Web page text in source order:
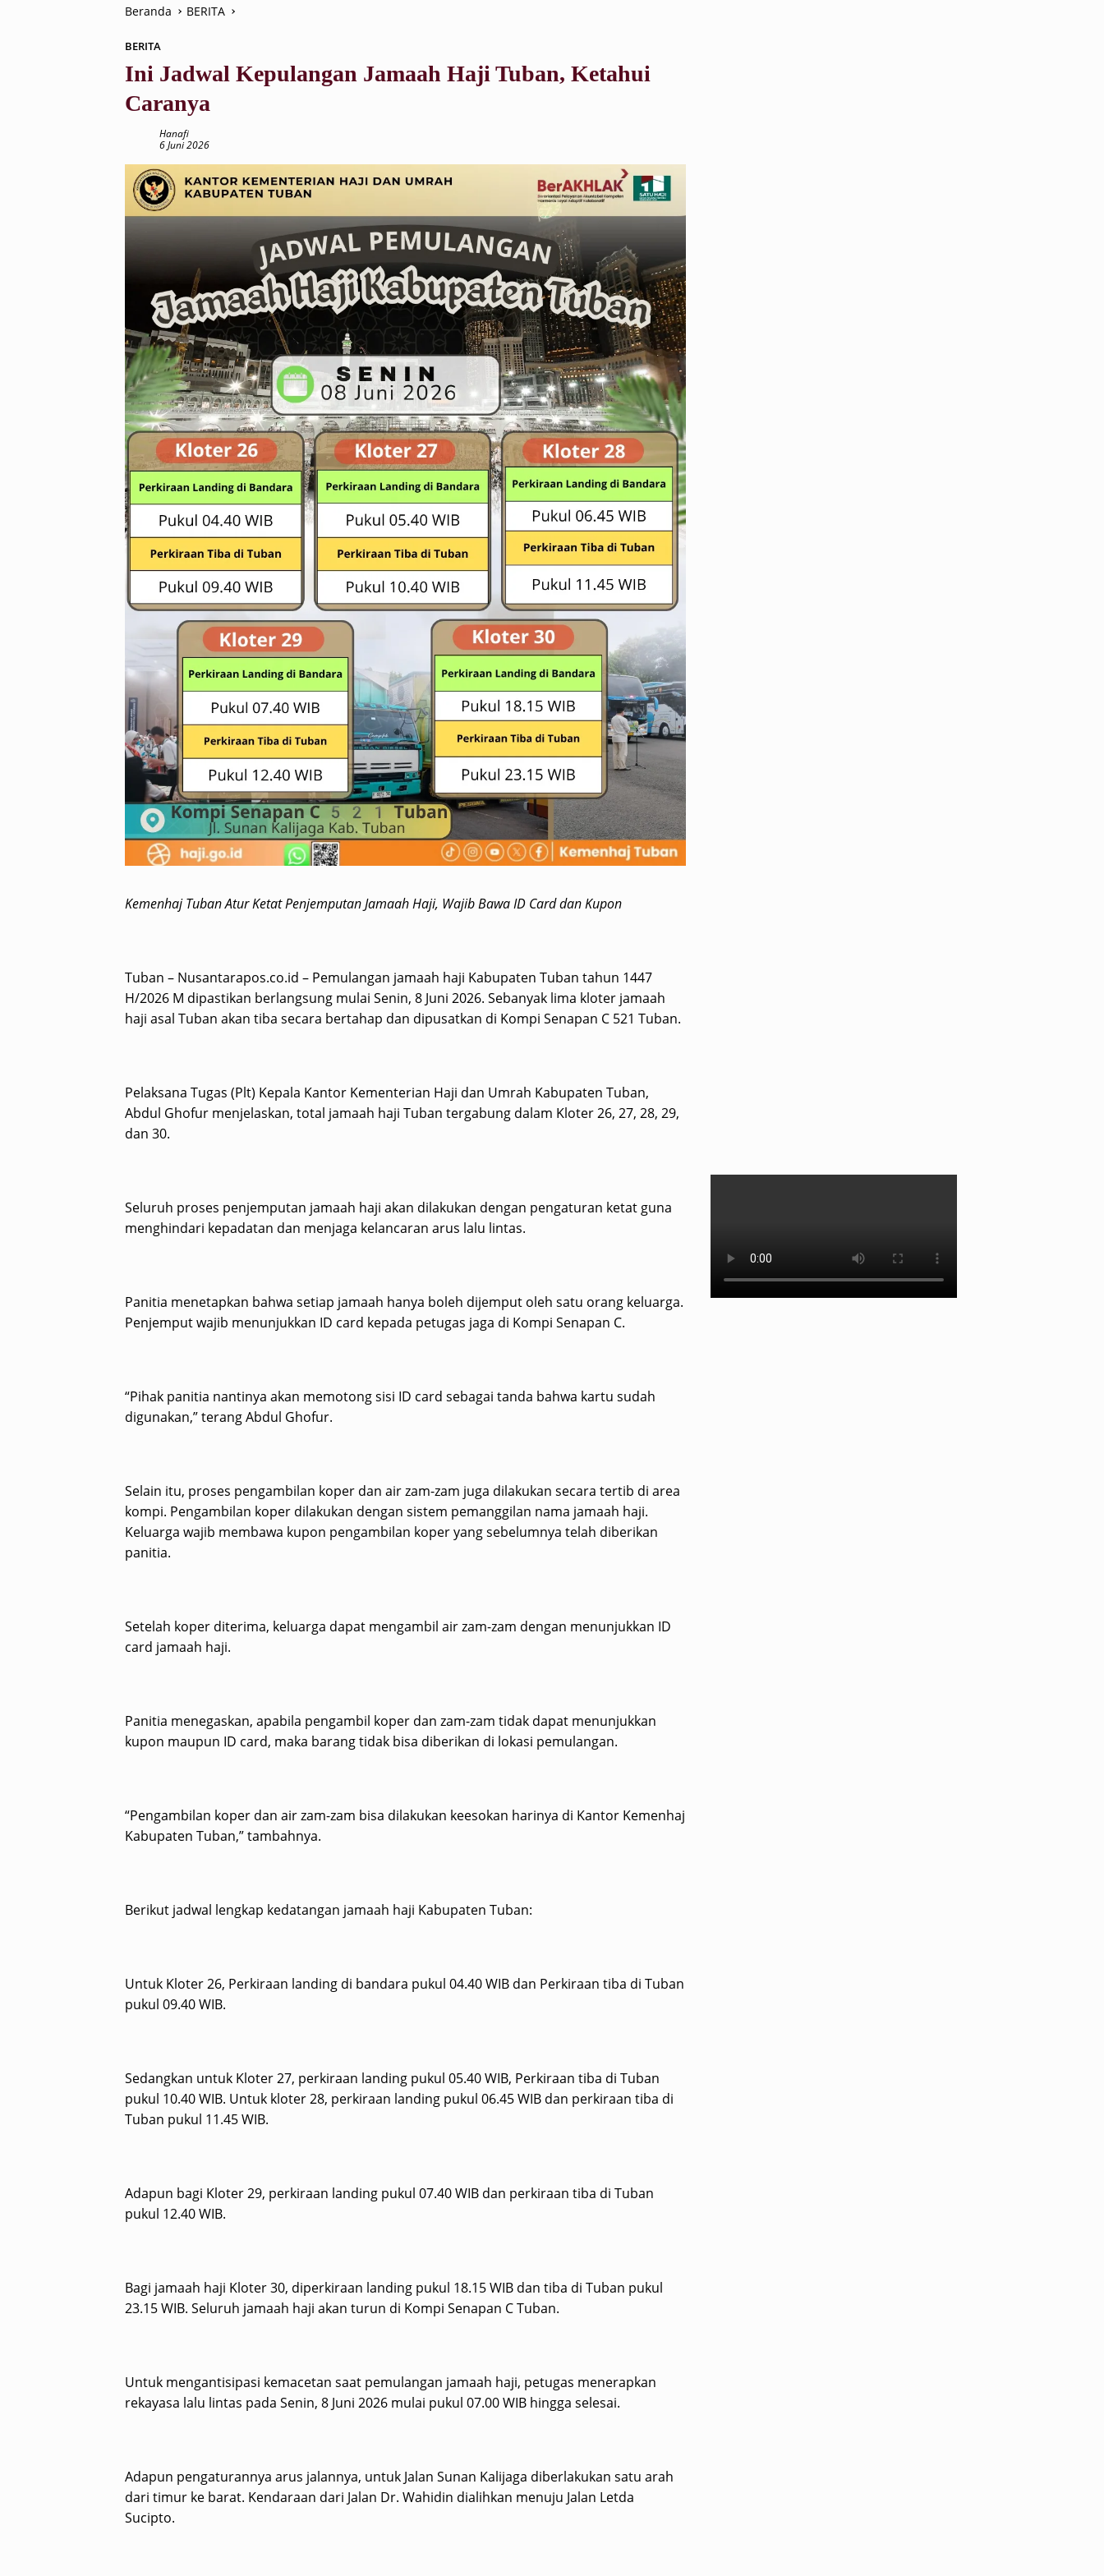
Beranda BERITA
BERITA
Ini Jadwal Kepulangan Jamaah Haji Tuban, Ketahui
Caranya
Hanafi
6 Juni 2026
Kemenhaj Tuban Atur Ketat Penjemputan Jamaah Haji, Wajib Bawa ID Card dan Kupon
Tuban – Nusantarapos.co.id – Pemulangan jamaah haji Kabupaten Tuban tahun 1447
H/2026 M dipastikan berlangsung mulai Senin, 8 Juni 2026. Sebanyak lima kloter jamaah
haji asal Tuban akan tiba secara bertahap dan dipusatkan di Kompi Senapan C 521 Tuban.
Pelaksana Tugas (Plt) Kepala Kantor Kementerian Haji dan Umrah Kabupaten Tuban,
Abdul Ghofur menjelaskan, total jamaah haji Tuban tergabung dalam Kloter 26, 27, 28, 29,
dan 30.
Seluruh proses penjemputan jamaah haji akan dilakukan dengan pengaturan ketat guna
menghindari kepadatan dan menjaga kelancaran arus lalu lintas.
Panitia menetapkan bahwa setiap jamaah hanya boleh dijemput oleh satu orang keluarga.
Penjemput wajib menunjukkan ID card kepada petugas jaga di Kompi Senapan C.
“Pihak panitia nantinya akan memotong sisi ID card sebagai tanda bahwa kartu sudah
digunakan,” terang Abdul Ghofur.
Selain itu, proses pengambilan koper dan air zam-zam juga dilakukan secara tertib di area
kompi. Pengambilan koper dilakukan dengan sistem pemanggilan nama jamaah haji.
Keluarga wajib membawa kupon pengambilan koper yang sebelumnya telah diberikan
panitia.
Setelah koper diterima, keluarga dapat mengambil air zam-zam dengan menunjukkan ID
card jamaah haji.
Panitia menegaskan, apabila pengambil koper dan zam-zam tidak dapat menunjukkan
kupon maupun ID card, maka barang tidak bisa diberikan di lokasi pemulangan.
“Pengambilan koper dan air zam-zam bisa dilakukan keesokan harinya di Kantor Kemenhaj
Kabupaten Tuban,” tambahnya.
Berikut jadwal lengkap kedatangan jamaah haji Kabupaten Tuban:
Untuk Kloter 26, Perkiraan landing di bandara pukul 04.40 WIB dan Perkiraan tiba di Tuban
pukul 09.40 WIB.
Sedangkan untuk Kloter 27, perkiraan landing pukul 05.40 WIB, Perkiraan tiba di Tuban
pukul 10.40 WIB. Untuk kloter 28, perkiraan landing pukul 06.45 WIB dan perkiraan tiba di
Tuban pukul 11.45 WIB.
Adapun bagi Kloter 29, perkiraan landing pukul 07.40 WIB dan perkiraan tiba di Tuban
pukul 12.40 WIB.
Bagi jamaah haji Kloter 30, diperkiraan landing pukul 18.15 WIB dan tiba di Tuban pukul
23.15 WIB. Seluruh jamaah haji akan turun di Kompi Senapan C Tuban.
Untuk mengantisipasi kemacetan saat pemulangan jamaah haji, petugas menerapkan
rekayasa lalu lintas pada Senin, 8 Juni 2026 mulai pukul 07.00 WIB hingga selesai.
Adapun pengaturannya arus jalannya, untuk Jalan Sunan Kalijaga diberlakukan satu arah
dari timur ke barat. Kendaraan dari Jalan Dr. Wahidin dialihkan menuju Jalan Letda
Sucipto.